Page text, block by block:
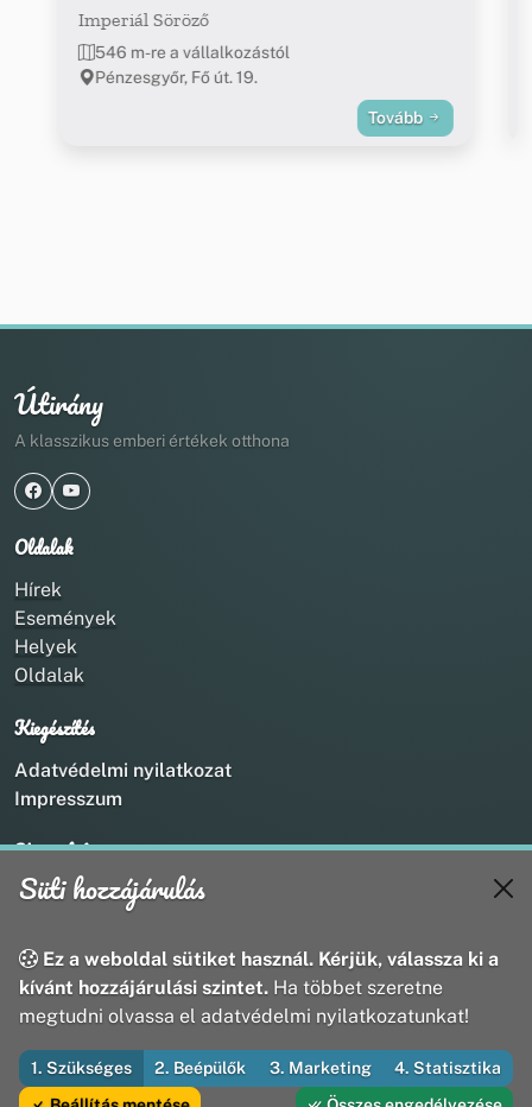
Imperiál Söröző
546 m-re a vállalkozástól
Pénzesgyőr, Fő út. 19.
Tovább
Útirány
A klasszikus emberi értékek otthona
Oldalak
Hírek
Események
Helyek
Oldalak
Kiegészítés
Adatvédelmi nyilatkozat
Impresszum
Kapcsolat
+36 20 211 1888
webmaster@utirany.hu
8419 Csesznek, Vasút u.18.
© 2026 Útirány Webmédia Bt. — Minden jog fenntartva
Süti hozzájárulás
Ez a weboldal sütiket használ. Kérjük, válassza ki a
kívánt hozzájárulási szintet. Ha többet szeretne
megtudni olvassa el adatvédelmi nyilatkozatunkat!
1. Szükséges 2. Beépülők 3. Marketing
4. Statisztika